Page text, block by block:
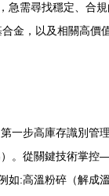
需尋找穩定、合
金，以及相關高
步高庫存識別
。從關鍵技術掌
:高溫粉碎（解